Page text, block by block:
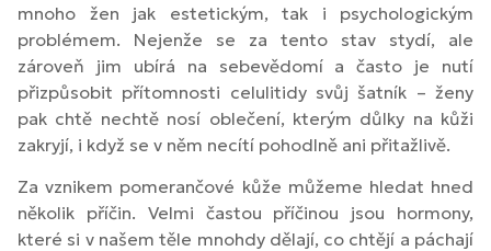
mnoho žen jak estetickým, tak i psychologickým
problémem. Nejenže se za tento stav stydí, ale
zároveň jim ubírá na sebevědomí a často je nutí
přizpůsobit přítomnosti celulitidy svůj šatník – ženy
pak chtě nechtě nosí oblečení, kterým důlky na kůži
zakryjí, i když se v něm necítí pohodlně ani přitažlivě.
Za vznikem pomerančové kůže můžeme hledat hned
několik příčin. Velmi častou příčinou jsou hormony,
které si v našem těle mnohdy dělají, co chtějí a páchají